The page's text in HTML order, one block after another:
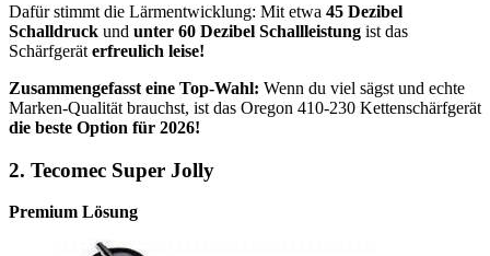
Dafür stimmt die Lärmentwicklung: Mit etwa 45 Dezibel
Schalldruck und unter 60 Dezibel Schallleistung ist das
Schärfgerät erfreulich leise!
Zusammengefasst eine Top-Wahl: Wenn du viel sägst und echte
Marken-Qualität brauchst, ist das Oregon 410-230 Kettenschärfgerät
die beste Option für 2026!
2. Tecomec Super Jolly
Premium Lösung